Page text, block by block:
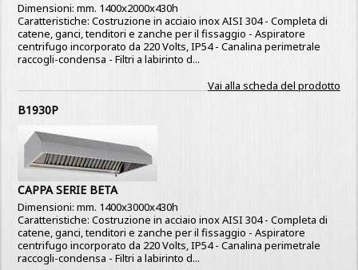
Dimensioni: mm. 1400x2000x430h
Caratteristiche: Costruzione in acciaio inox AISI 304 - Completa di
catene, ganci, tenditori e zanche per il fissaggio - Aspiratore
centrifugo incorporato da 220 Volts, IP54 - Canalina perimetrale
raccogli-condensa - Filtri a labirinto d...
Vai alla scheda del prodotto
B1930P
CAPPA SERIE BETA
Dimensioni: mm. 1400x3000x430h
Caratteristiche: Costruzione in acciaio inox AISI 304 - Completa di
catene, ganci, tenditori e zanche per il fissaggio - Aspiratore
centrifugo incorporato da 220 Volts, IP54 - Canalina perimetrale
raccogli-condensa - Filtri a labirinto d...